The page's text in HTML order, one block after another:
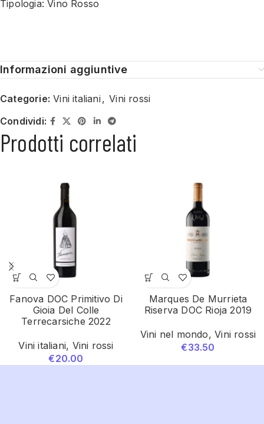
Tipologia: Vino Rosso
Informazioni aggiuntive
Categorie: Vini italiani , Vini rossi
Condividi:
Prodotti correlati
Fanova DOC Primitivo Di
Gioia Del Colle
Terrecarsiche 2022
Vini italiani, Vini rossi
€20.00
Marques De Murrieta
Riserva DOC Rioja 2019
Vini nel mondo,Vini rossi
€33.50